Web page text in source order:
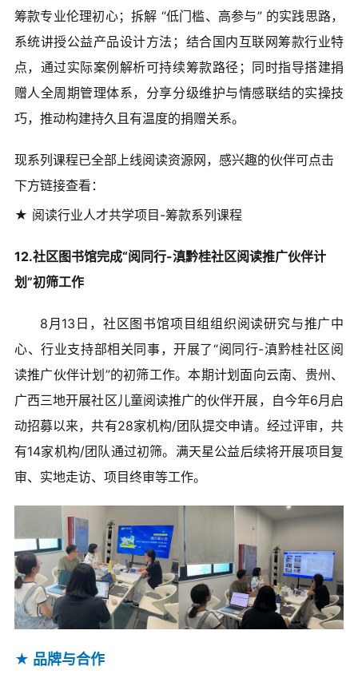
筹款专业伦理初心；拆解 “低门槛、高参与” 的实践思路，
系统讲授公益产品设计方法；结合国内互联网筹款行业特
点，通过实际案例解析可持续筹款路径；同时指导搭建捐
赠人全周期管理体系，分享分级维护与情感联结的实操技
巧，推动构建持久且有温度的捐赠关系。
现系列课程已全部上线阅读资源网，感兴趣的伙伴可点击
下方链接查看：
★ 阅读行业人才共学项目-筹款系列课程
12.社区图书馆完成“阅同行-滇黔桂社区阅读推广伙伴计
划”初筛工作
8月13日，社区图书馆项目组组织阅读研究与推广中
心、行业支持部相关同事，开展了“阅同行-滇黔桂社区阅
读推广伙伴计划”的初筛工作。本期计划面向云南、贵州、
广西三地开展社区儿童阅读推广的伙伴开展，自今年6月启
动招募以来，共有28家机构/团队提交申请。经过评审，共
有14家机构/团队通过初筛。满天星公益后续将开展项目复
审、实地走访、项目终审等工作。
★ 品牌与合作